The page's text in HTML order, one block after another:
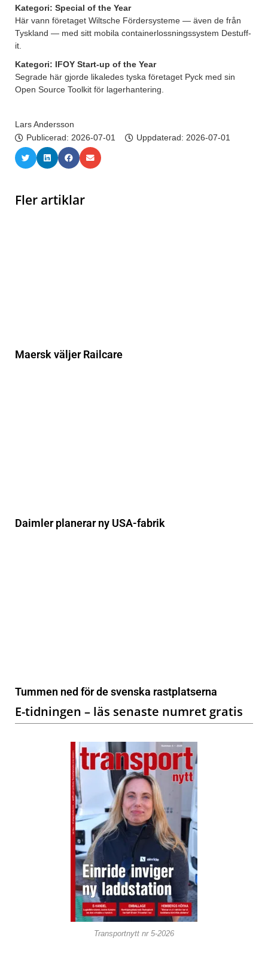
Kategori: Special of the Year
Här vann företaget Wiltsche Fördersysteme — även de från
Tyskland — med sitt mobila containerlossningssystem Destuff-
it.
Kategori: IFOY Start-up of the Year
Segrade här gjorde likaledes tyska företaget Pyck med sin
Open Source Toolkit för lagerhantering.
Lars Andersson
Publicerad: 2026-07-01 Uppdaterad: 2026-07-01
Fler artiklar
Maersk väljer Railcare
Daimler planerar ny USA-fabrik
Tummen ned för de svenska rastplatserna
E-tidningen – läs senaste numret gratis
Transportnytt nr 5-2026